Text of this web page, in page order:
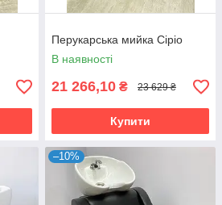
Перукарська мийка Сіріо
В наявності
21 266,10 ₴ 23 629 ₴
Купити
–10%